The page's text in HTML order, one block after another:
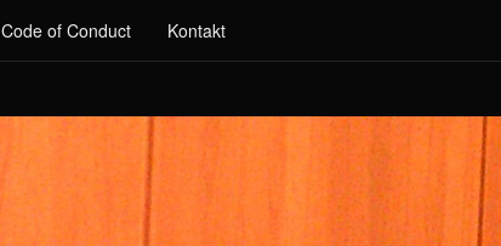
Code of Conduct Kontakt